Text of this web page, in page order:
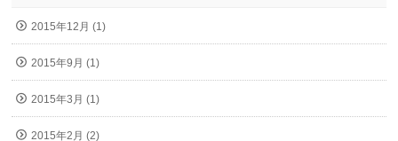
2015年12月 (1)
2015年9月 (1)
2015年3月 (1)
2015年2月 (2)